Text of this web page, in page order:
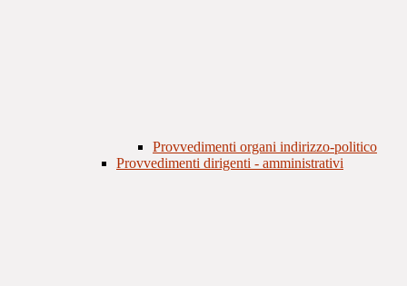
Provvedimenti organi indirizzo-politico
Provvedimenti dirigenti - amministrativi